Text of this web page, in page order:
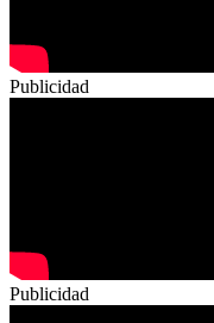
Publicidad
Publicidad